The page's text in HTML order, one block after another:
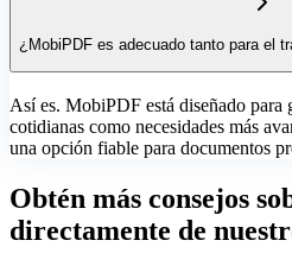
¿MobiPDF es adecuado tanto para el
Así es. MobiPDF está diseñado para
cotidianas como necesidades más
una opción fiable para documentos
Obtén más consejos
directamente de